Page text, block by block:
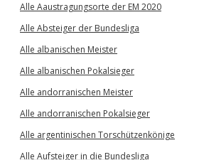
Alle Aaustragungsorte der EM 2020
Alle Absteiger der Bundesliga
Alle albanischen Meister
Alle albanischen Pokalsieger
Alle andorranischen Meister
Alle andorranischen Pokalsieger
Alle argentinischen Torschützenkönige
Alle Aufsteiger in die Bundesliga